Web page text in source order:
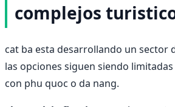
complejos
cat ba esta desarrollando un sector
las opciones siguen siendo
con phu quoc o da nang.